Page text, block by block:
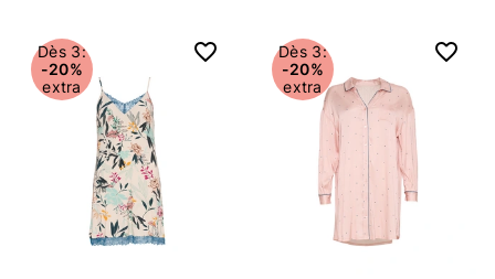
Dès 3:
-20%
extra
Dès 3:
-20%
extra